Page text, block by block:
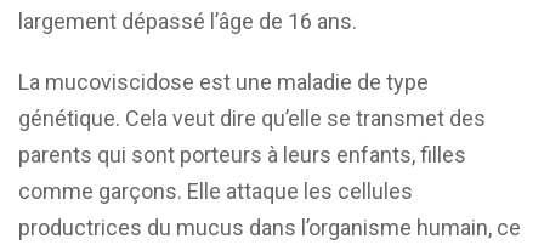
largement dépassé l’âge de 16 ans.
La mucoviscidose est une maladie de type
génétique. Cela veut dire qu’elle se transmet des
parents qui sont porteurs à leurs enfants, filles
comme garçons. Elle attaque les cellules
productrices du mucus dans l’organisme humain, ce